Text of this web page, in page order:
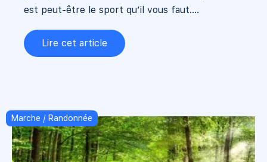
est peut-être le sport qu’il vous faut....
Lire cet article
Marche / Randonnée